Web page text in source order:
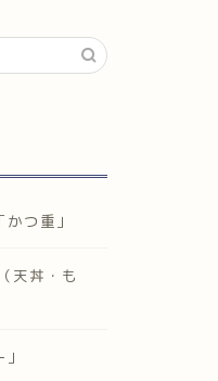
つ重」
天丼・も